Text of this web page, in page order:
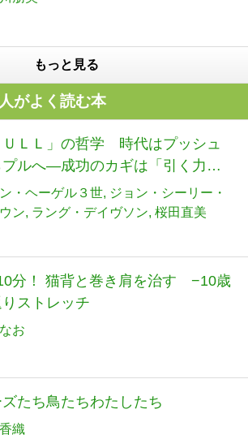
もっと見る
がよく読む本
ＵＬＬ」の哲学 時代はプッシュ
ルへ―成功のカギは「引く力」
・ヘーゲル３世 ジョン・シーリー・
ン ラング・デイヴソン 桜田直美
分！ 猫背と巻き肩を治す −10歳
ストレッチ
お
たち鳥たちわたしたち
織